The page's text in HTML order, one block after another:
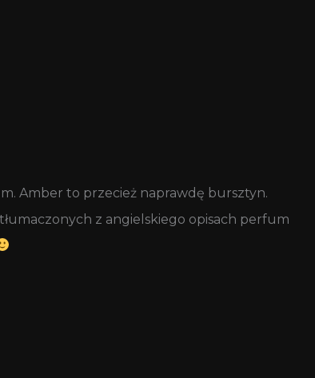
Amber to przecież naprawdę bursztyn.
z angielskiego opisach perfum